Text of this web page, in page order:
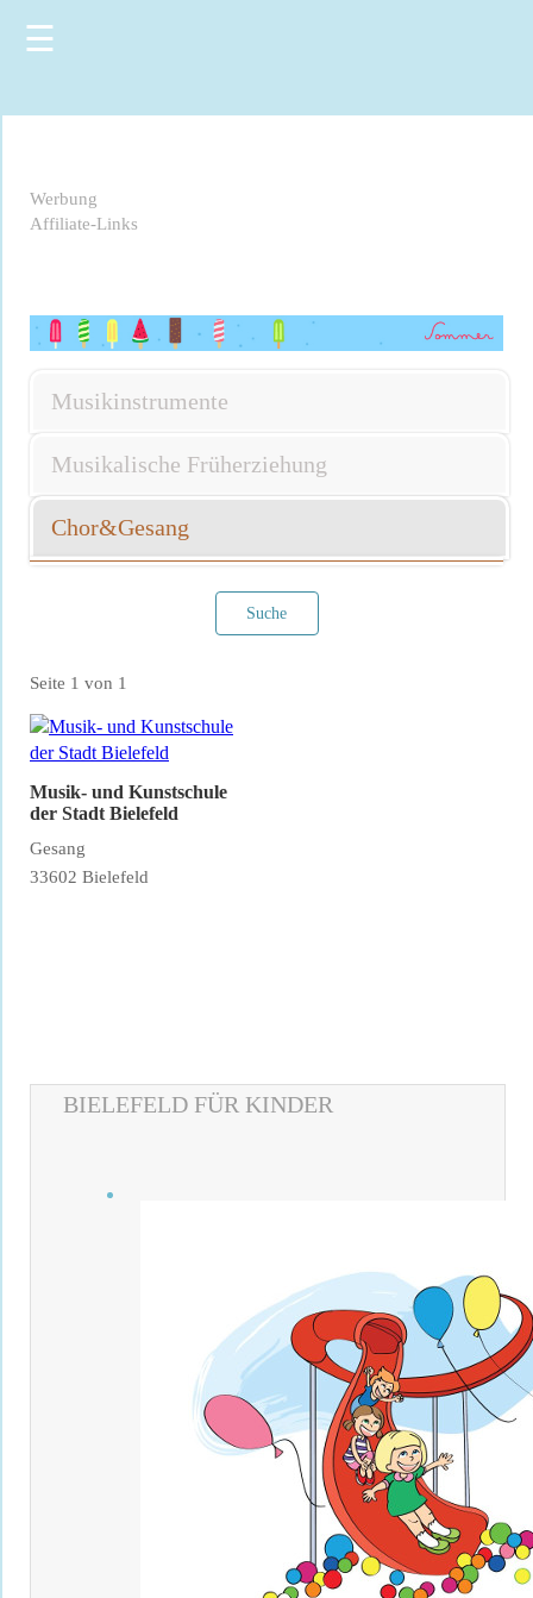
☰
Werbung
Affiliate-Links
Musikinstrumente
Musikalische Früherziehung
Chor&Gesang
Suche
Seite 1 von 1
Musik- und Kunstschule
der Stadt Bielefeld
Gesang
33602 Bielefeld
BIELEFELD FÜR KINDER